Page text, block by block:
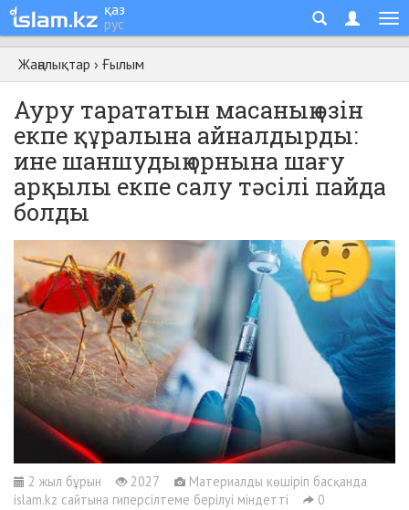
қаз
рус
Жаңалықтар › Ғылым
Ауру тарататын масаның өзін
екпе құралына айналдырды:
ине шаншудың орнына шағу
арқылы екпе салу тәсілі пайда
болды
2 жыл бұрын 2027
Материалды көшіріп басқанда
islam.kz сайтына гиперсілтеме берілуі міндетті
0